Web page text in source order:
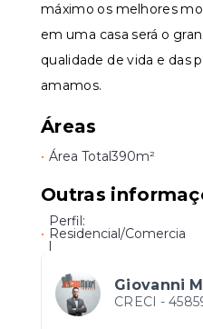
máximo os melhores
em uma casa será o
qualidade de vida e das
amamos.
Áreas
• Área Total390m²
Outras
•
Perfil:
Residencial/Comercia
l
Giovanni
CRECI -